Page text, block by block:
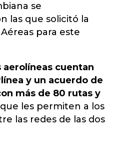
se
las que solicitó la
para este
aerolíneas cuentan
y un acuerdo de
más de 80 rutas y
que les permiten a los
las redes de las dos